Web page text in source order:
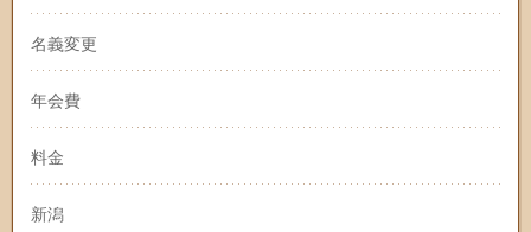
名義変更
年会費
料金
新潟